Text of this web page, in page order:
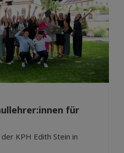
für
KPH Edith Stein in